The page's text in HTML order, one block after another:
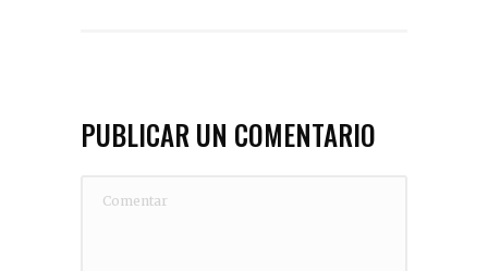
PUBLICAR UN COMENTARIO